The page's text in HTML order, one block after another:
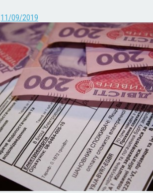
11/09/2019